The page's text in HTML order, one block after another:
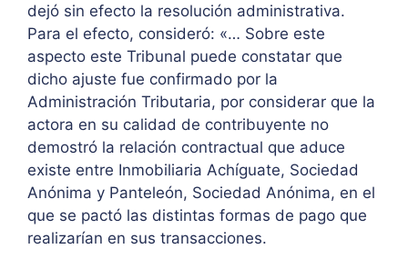
dejó sin efecto la resolución administrativa.
Para el efecto, consideró: «… Sobre este
aspecto este Tribunal puede constatar que
dicho ajuste fue confirmado por la
Administración Tributaria, por considerar que la
actora en su calidad de contribuyente no
demostró la relación contractual que aduce
existe entre Inmobiliaria Achíguate, Sociedad
Anónima y Panteleón, Sociedad Anónima, en el
que se pactó las distintas formas de pago que
realizarían en sus transacciones.